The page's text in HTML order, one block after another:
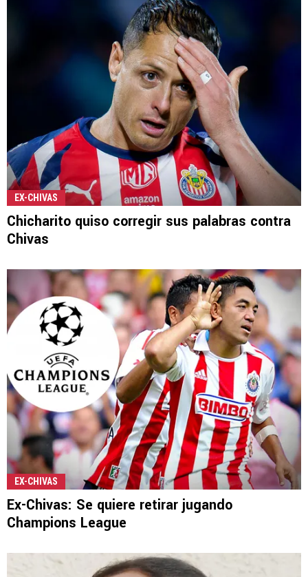
EX-CHIVAS
Chicharito quiso corregir sus palabras contra
Chivas
EX-CHIVAS
Ex-Chivas: Se quiere retirar jugando
Champions League